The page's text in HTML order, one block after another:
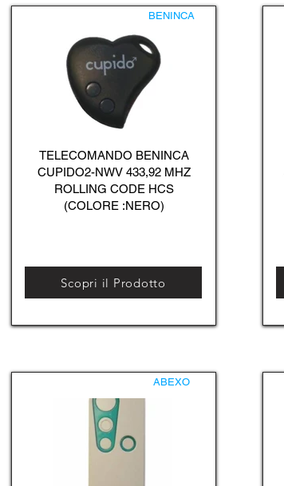
BENINCA
TELECOMANDO BENINCA
CUPIDO2-NWV 433,92 MHZ
ROLLING CODE HCS
(COLORE :NERO)
Scopri il Prodotto
ABEXO